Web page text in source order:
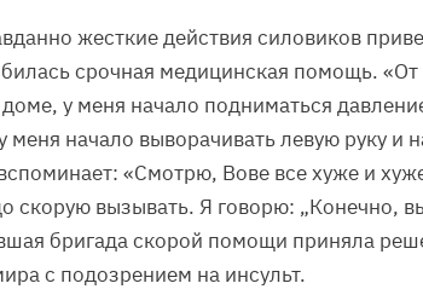
жесткие действия силовиков
срочная медицинская помощь. «От
у меня начало подниматься
меня начало выворачивать левую руку и
«Смотрю, Вове все хуже и
скорую вызывать. Я говорю: „Конечно,
бригада скорой помощи приняла
с подозрением на инсульт.